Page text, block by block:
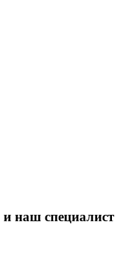
и наш специалист